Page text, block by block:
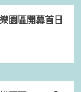
園區開幕首日